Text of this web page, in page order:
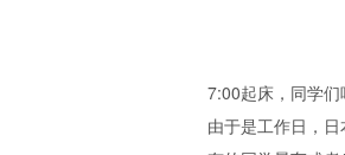
7:00起床，同学
由于是工作日，